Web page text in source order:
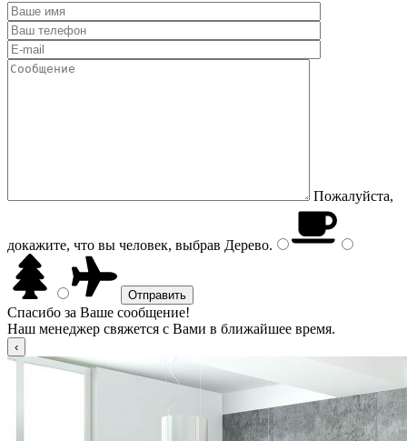
Пожалуйста,
докажите, что вы человек, выбрав Дерево.
Спасибо за Ваше сообщение!
Наш менеджер свяжется с Вами в ближайшее время.